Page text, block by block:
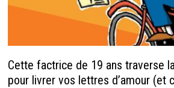
Cette factrice de 19 ans traverse
pour livrer vos lettres d’amour (et